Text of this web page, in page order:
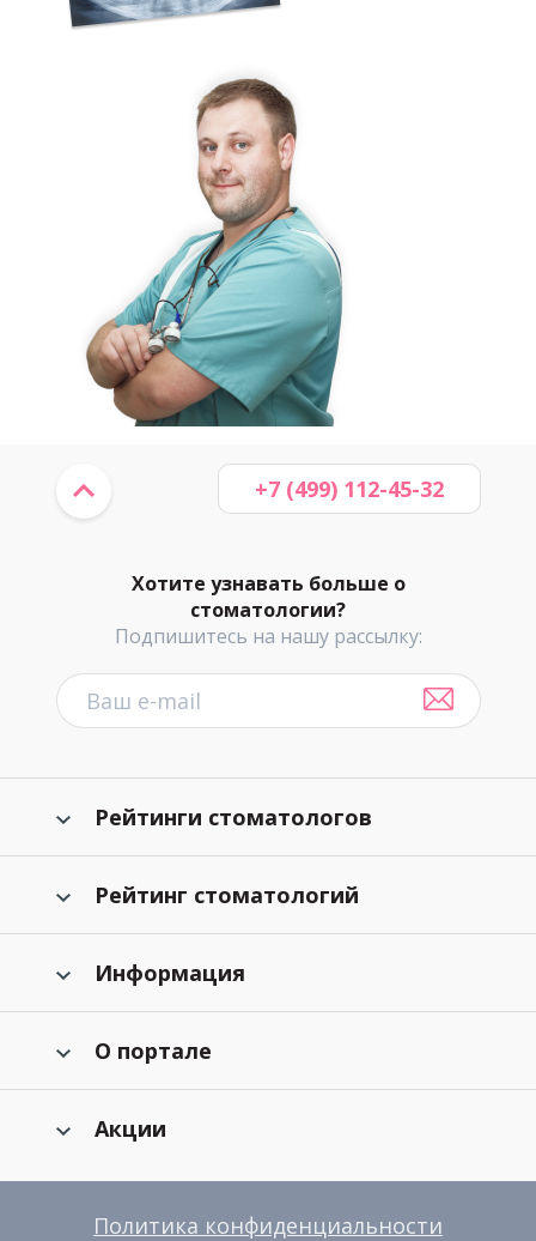
Хотите узнавать больше о
стоматологии?
Подпишитесь на нашу рассылку:
+7 (499) 112-45-32
Рейтинги стоматологов
Рейтинг стоматологий
Информация
О портале
Акции
Политика конфиденциальности